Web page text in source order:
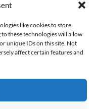
like cookies to store
these technologies will allow
unique IDs on this site. Not
affect certain features and
impresszum kapcsolat